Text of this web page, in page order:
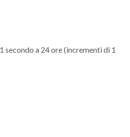
a 24 ore (incrementi di 1